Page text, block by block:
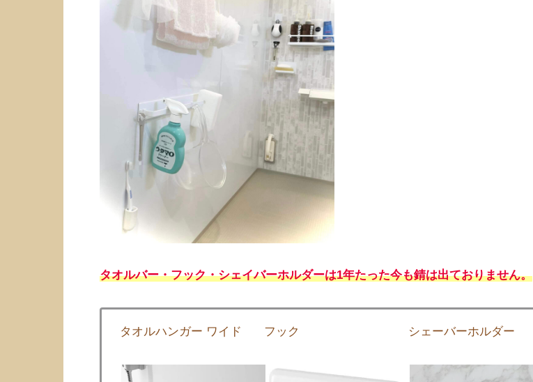
タオルバー・フック・シェイバーホルダーは1年たった今も錆は出ておりません。
タオルハンガー ワイド フック シェーバーホルダー